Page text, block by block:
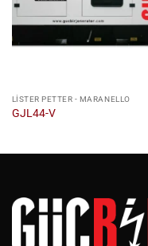
LISTER PETTER - MARANELLO
GJL44-V